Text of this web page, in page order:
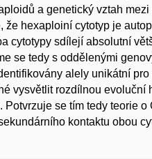
a genetický vztah mezi
že hexaploiní cytotyp je
cytotypy sdílejí absolutní
se tedy s oddělenými
alely unikátní pro
vysvětlit rozdílnou evoluční
Potvrzuje se tím tedy teorie o
kontaktu obou